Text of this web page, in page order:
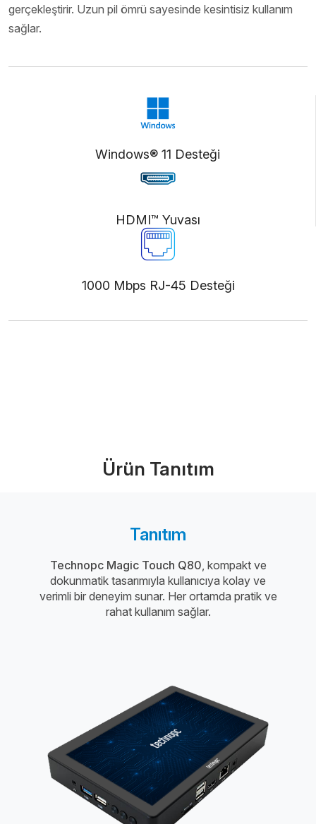
gerçekleştirir. Uzun pil ömrü sayesinde kesintisiz kullanım
sağlar.
Windows® 11 Desteği
HDMI™ Yuvası
1000 Mbps RJ-45 Desteği
Ürün Tanıtım
Tanıtım
Technopc Magic Touch Q80, kompakt ve
dokunmatik tasarımıyla kullanıcıya kolay ve
verimli bir deneyim sunar. Her ortamda pratik ve
rahat kullanım sağlar.